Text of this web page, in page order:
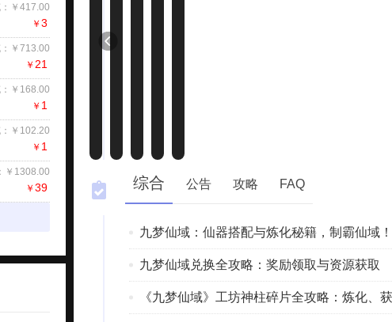
￥417.00
￥ 3
￥713.00
￥ 21
￥168.00
￥ 1
￥102.20
￥ 1
￥1308.00
￥ 39 综合 公告 攻略 FAQ
九梦仙域：仙器搭配与炼化秘籍，制霸仙域！
九梦仙域兑换全攻略：奖励领取与资源获取
《九梦仙域》工坊神柱碎片全攻略：炼化、